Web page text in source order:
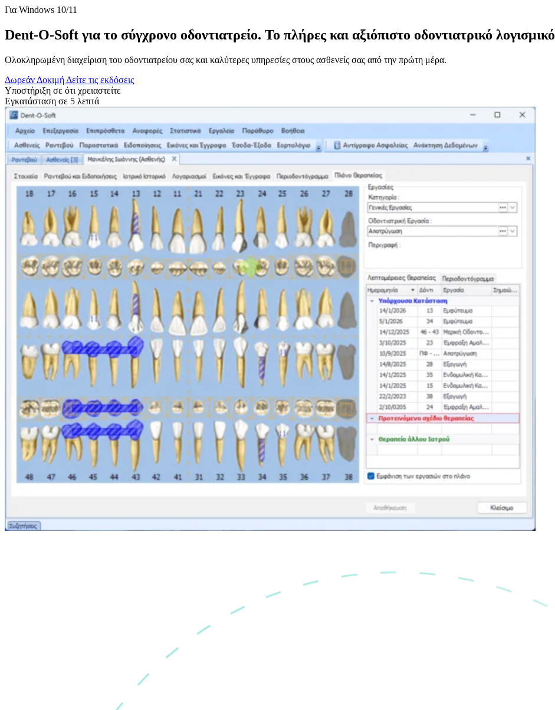
Για Windows 10/11
Dent-O-Soft για το σύγχρονο οδοντιατρείο. Το πλήρες και αξιόπιστο οδοντιατρικό λογισμικό
Ολοκληρωμένη διαχείριση του οδοντιατρείου σας και καλύτερες υπηρεσίες στους ασθενείς σας από την πρώτη μέρα.
Δωρεάν Δοκιμή Δείτε τις εκδόσεις
Υποστήριξη σε ότι χρειαστείτε
Εγκατάσταση σε 5 λεπτά